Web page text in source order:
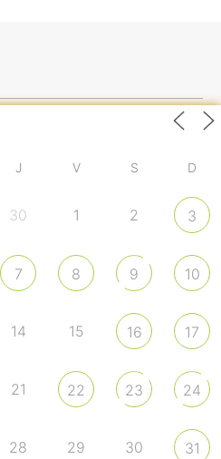
J V S D
30 1 2 3
7 8 9 10
14 15 16 17
21 22 23 24
28 29 30 31